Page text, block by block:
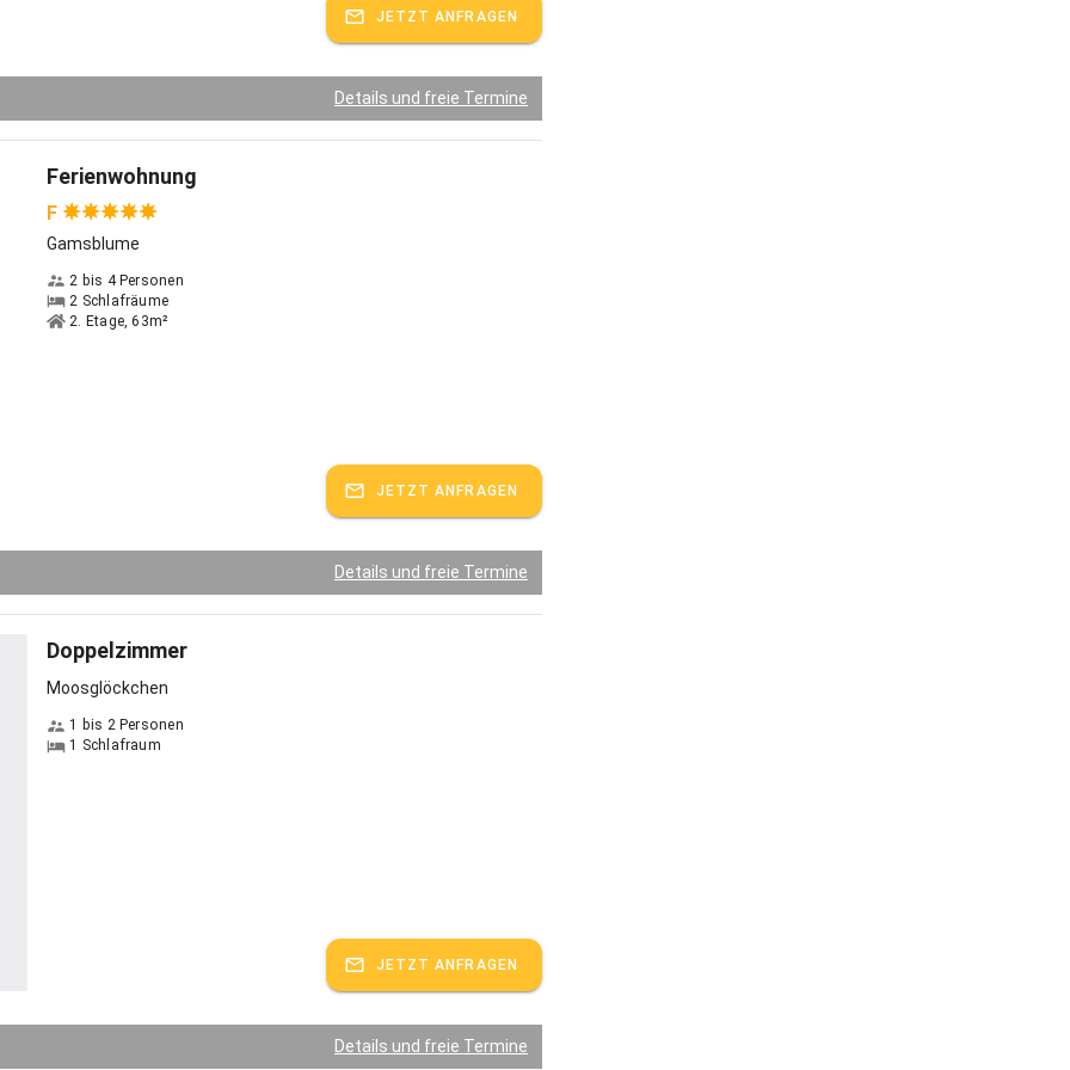
der ersten Anwendung spüren die meisten Kunden eine deutliche
des Wohlbefindens und eine tiefe Entspanntheit.
Ihnen noch eine Infrarot - Liege mit Biophotonen und
zur Verfügung.
es!
spricht:Deutsch
JETZT ANFRAGEN
Details und freie Termine
Ferienwohnung
F
Gamsblume
2 bis 4 Personen
2 Schlafräume
2. Etage, 63m²
JETZT ANFRAGEN
Details und freie Termine
Doppelzimmer
Moosglöckchen
1 bis 2 Personen
1 Schlafraum
JETZT ANFRAGEN
Details und freie Termine